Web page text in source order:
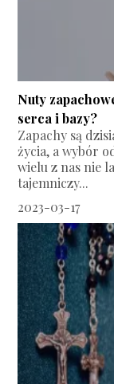
Nuty
serca i bazy?
Zapachy są
życia, a wybór
wielu z nas nie
tajemniczy...
2023-03-17